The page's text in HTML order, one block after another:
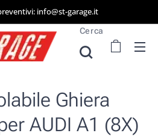
info@st-garage.it
Cerca
Ghiera
AUDI A1 (8X)